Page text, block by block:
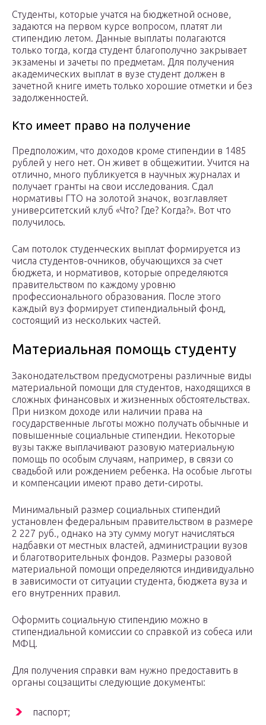
Студенты, которые учатся на бюджетной основе,
задаются на первом курсе вопросом, платят ли
стипендию летом. Данные выплаты полагаются
только тогда, когда студент благополучно закрывает
экзамены и зачеты по предметам. Для получения
академических выплат в вузе студент должен в
зачетной книге иметь только хорошие отметки и без
задолженностей.
Кто имеет право на получение
Предположим, что доходов кроме стипендии в 1485
рублей у него нет. Он живет в общежитии. Учится на
отлично, много публикуется в научных журналах и
получает гранты на свои исследования. Сдал
нормативы ГТО на золотой значок, возглавляет
университетский клуб «Что? Где? Когда?». Вот что
получилось.
Сам потолок студенческих выплат формируется из
числа студентов-очников, обучающихся за счет
бюджета, и нормативов, которые определяются
правительством по каждому уровню
профессионального образования. После этого
каждый вуз формирует стипендиальный фонд,
состоящий из нескольких частей.
Материальная помощь студенту
Законодательством предусмотрены различные виды
материальной помощи для студентов, находящихся в
сложных финансовых и жизненных обстоятельствах.
При низком доходе или наличии права на
государственные льготы можно получать обычные и
повышенные социальные стипендии. Некоторые
вузы также выплачивают разовую материальную
помощь по особым случаям, например, в связи со
свадьбой или рождением ребенка. На особые льготы
и компенсации имеют право дети-сироты.
Минимальный размер социальных стипендий
установлен федеральным правительством в размере
2 227 руб., однако на эту сумму могут начисляться
надбавки от местных властей, администрации вузов
и благотворительных фондов. Размеры разовой
материальной помощи определяются индивидуально
в зависимости от ситуации студента, бюджета вуза и
его внутренних правил.
Оформить социальную стипендию можно в
стипендиальной комиссии со справкой из собеса или
МФЦ.
Для получения справки вам нужно предоставить в
органы соцзащиты следующие документы:
паспорт;